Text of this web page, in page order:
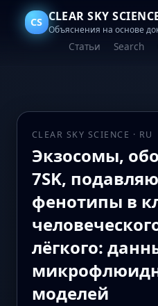
CS CLEAR SKY
Объяснения на основе
Статьи Search
CLEAR SKY SCIENCE · RU
Экзосомы,
7SK,
фенотипы в
лёгкого:
моделей